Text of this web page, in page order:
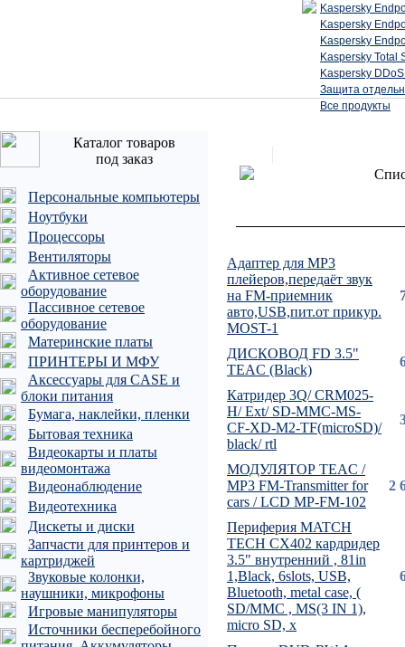
Kaspersky
Kaspersky
Kaspersky
Kaspersky Total
Kaspersky
Защита
Все продукты
Каталог товаров
под заказ
Персональные компьютеры
Ноутбуки
Процессоры
Вентиляторы
Активное сетевое
оборудование
Пассивное сетевое
оборудование
Материнские платы
ПРИНТЕРЫ И МФУ
Аксессуары для CASE и
блоки питания
Бумага, наклейки, пленки
Бытовая техника
Видеокарты и платы
видеомонтажа
Видеонаблюдение
Видеотехника
Дискеты и диски
Запчасти для принтеров и
картриджей
Звуковые колонки,
наушники, микрофоны
Игровые манипуляторы
Источники бесперебойного
Адаптер для MP3
плейеров,передаёт звук
на FM-приемник
авто,USB,пит.от прикур.
MOST-1
ДИСКОВОД FD 3.5"
TEAC (Black)
Катридер 3Q/ CRM025-
H/ Ext/ SD-MMC-MS-
CF-XD-M2-TF(microSD)/
black/ rtl
МОДУЛЯТОР TEAC /
MP3 FM-Transmitter for
cars / LCD MP-FM-102
2
Периферия MATCH
TECH CX402 кардридер
3.5" внутренний , 81in
1,Black, 6slots, USB,
Bluetooth, metal case, (
SD/MMC , MS(3 IN 1),
micro SD, x